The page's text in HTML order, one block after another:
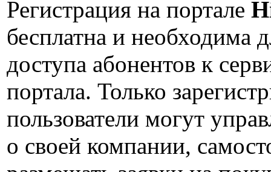
Регистрация на портале
бесплатна и необходима
доступа абонентов к
портала. Только
пользователи могут
о своей компании,